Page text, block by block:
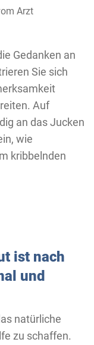
Arzt
Gedanken an
Sie sich
Auf
an das Jucken
wie
kribbelnden
ist nach
und
natürliche
zu schaffen.